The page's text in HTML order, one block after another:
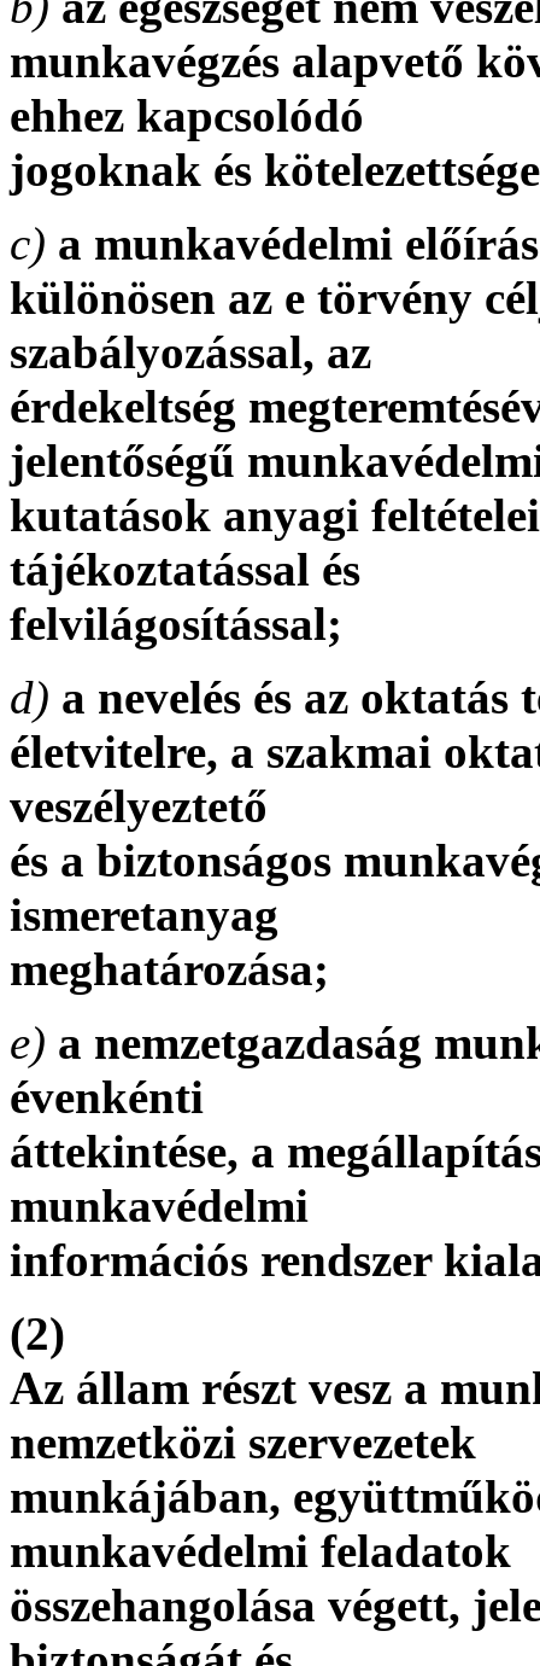
munkavégzés alapvető
ehhez kapcsolódó
jogoknak és
c) a munkavédelmi
különösen az e törvény
szabályozással, az
érdekeltség
jelentőségű
kutatások anyagi
tájékoztatással és
felvilágosítással;
d) a nevelés és az
életvitelre, a szakmai
veszélyeztető
és a biztonságos
ismeretanyag
meghatározása;
e) a nemzetgazdaság
évenkénti
áttekintése, a
munkavédelmi
információs rendszer
(2)
Az állam részt vesz a
nemzetközi szervezetek
munkájában,
munkavédelmi feladatok
összehangolása végett,